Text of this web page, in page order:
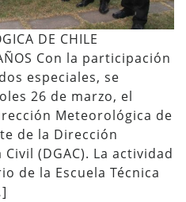
DE CHILE
Con la participación
especiales, se
26 de marzo, el
Meteorológica de
de la Dirección
(DGAC). La actividad
de la Escuela Técnica